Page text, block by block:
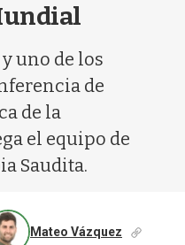
uno de los
de
de la
el equipo de
Saudita.
Mateo Vázquez